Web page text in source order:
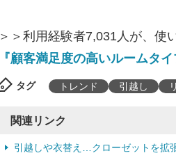
＞＞利用経験者7,031人が、使
『顧客満足度の高いルームタ
タグ トレンド 引越し
関連リンク
引越しや衣替え…クローゼットを拡